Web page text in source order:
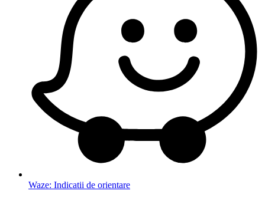
Waze: Indicatii de orientare